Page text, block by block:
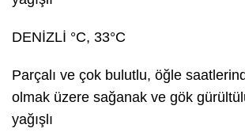
DENİZLİ °C, 33°C
Parçalı ve çok bulutlu, öğle
olmak üzere sağanak ve gök
yağışlı